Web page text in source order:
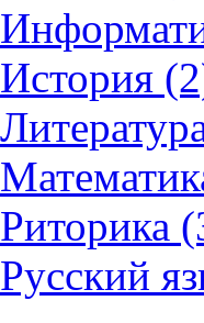
История
Риторика
Русский